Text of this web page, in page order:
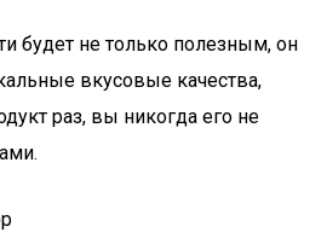
будет не только полезным, он
вкусовые качества,
раз, вы никогда его не